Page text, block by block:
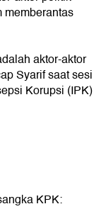
aktor-aktor
Syarif saat sesi
Korupsi (IPK)
KPK: